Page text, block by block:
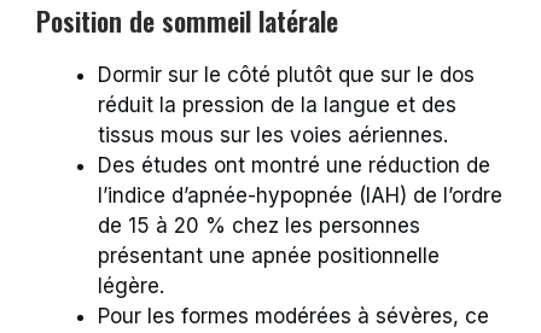
Position de sommeil latérale
Dormir sur le côté plutôt que sur le dos
réduit la pression de la langue et des
tissus mous sur les voies aériennes.
Des études ont montré une réduction de
l’indice d’apnée-hypopnée (IAH) de l’ordre
de 15 à 20 % chez les personnes
présentant une apnée positionnelle
légère.
Pour les formes modérées à sévères, ce